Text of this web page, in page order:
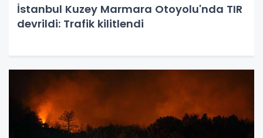
İstanbul Kuzey Marmara Otoyolu'nda TIR
devrildi: Trafik kilitlendi